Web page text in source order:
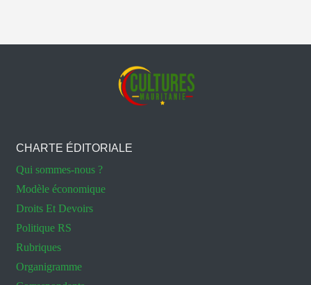
CHARTE ÉDITORIALE
Qui sommes-nous ?
Modèle économique
Droits Et Devoirs
Politique RS
Rubriques
Organigramme